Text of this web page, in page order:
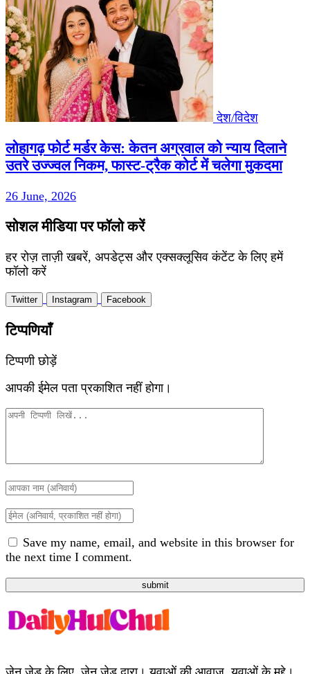
देश/विदेश
लोहागढ़ फोर्ट मर्डर केस: केतन अग्रवाल को न्याय दिलाने
उतरे उज्ज्वल निकम, फास्ट-ट्रैक कोर्ट में चलेगा मुकदमा
26 June, 2026
सोशल मीडिया पर फॉलो करें
हर रोज़ ताज़ी खबरें, अपडेट्स और एक्सक्लूसिव कंटेंट के लिए हमें
फॉलो करें
Twitter Instagram Facebook
टिप्पणियाँ
टिप्पणी छोड़ें
आपकी ईमेल पता प्रकाशित नहीं होगा।
Save my name, email, and website in this browser for
the next time I comment.
submit